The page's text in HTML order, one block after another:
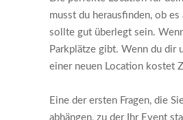
musst du herausfinden, ob
sollte gut überlegt sein.
Parkplätze gibt. Wenn du dir
einer neuen Location kostet
Eine der ersten Fragen, die
abhängen, zu der Ihr Event